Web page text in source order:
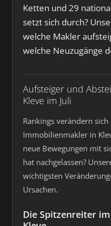
Ketten und 29
setzt sich durch?
welche Makler
welche Neuzugänge
Aufsteiger und
Kleve im Juli
Rankings verändern
Immobilienmakler in
neue Bewegungen mit
hat nachgelassen?
wichtigsten
Ursachen.
Die Spitzenreiter